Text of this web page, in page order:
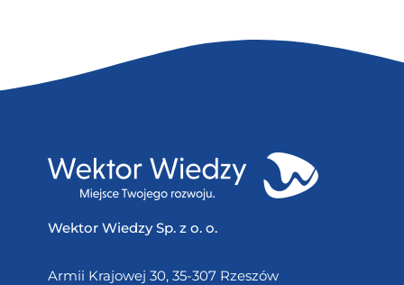
Wektor Wiedzy Sp. z o. o.
Armii Krajowej 30, 35-307 Rzeszów